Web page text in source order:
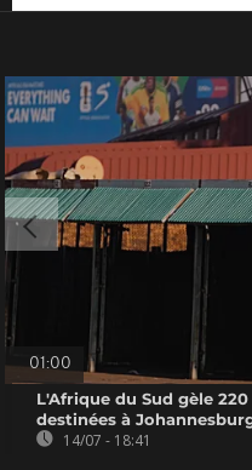
01:00
L'Afrique du Sud gèle
destinées à
14/07 - 18:41